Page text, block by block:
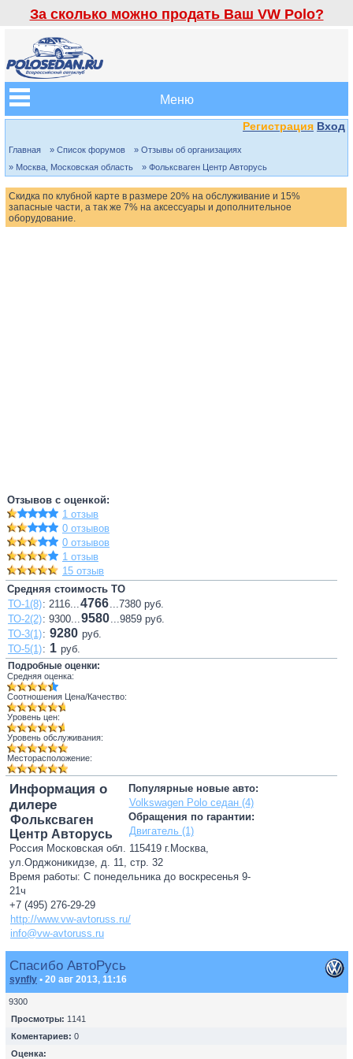
За сколько можно продать Ваш VW Polo?
Меню
Регистрация Вход
Главная » Список форумов
» Отзывы об организациях
» Москва, Московская область
» Фольксваген Центр Авторусь
Скидка по клубной карте в размере 20% на обслуживание и 15%
запасные части, а так же 7% на аксессуары и дополнительное
оборудование.
Отзывов с оценкой:
1 отзыв
0 отзывов
0 отзывов
1 отзыв
15 отзыв
Средняя стоимость ТО
ТО-1(8): 2116...4766...7380 руб.
ТО-2(2): 9300...9580...9859 руб.
ТО-3(1): 9280 руб.
ТО-5(1): 1 руб.
Подробные оценки:
Средняя оценка:
Соотношения Цена/Качество:
Уровень цен:
Уровень обслуживания:
Месторасположение:
Популярные новые авто:
Volkswagen Polo седан (4)
Обращения по гарантии:
Двигатель (1)
Информация о
дилере
Фольксваген
Центр Авторусь
Россия Московская обл. 115419 г.Москва,
ул.Орджоникидзе, д. 11, стр. 32
Время работы: С понедельника до воскресенья 9-
21ч
+7 (495) 276-29-29
http://www.vw-avtoruss.ru/
info@vw-avtoruss.ru
Спасибо АвтоРусь
synfly • 20 авг 2013, 11:16
9300
Просмотры: 1141
Коментариев: 0
Оценка: